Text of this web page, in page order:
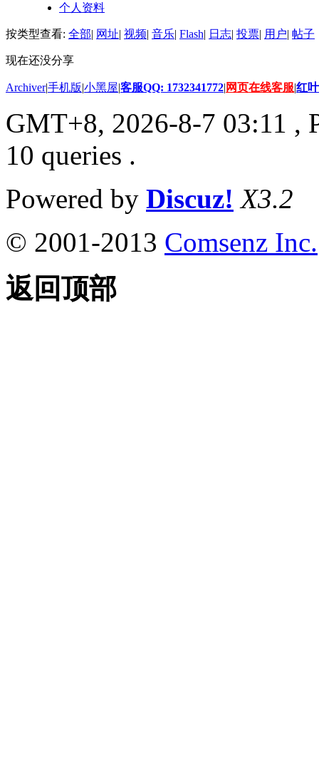
个人资料
按类型查看: 全部| 网址| 视频| 音乐| Flash| 日志| 投票| 用户| 帖子
现在还没分享
Archiver|手机版|小黑屋|客服QQ: 1732341772| 网页在线客服|红
GMT+8, 2026-8-7 03:11 ,
10 queries .
Powered by Discuz! X3.2
© 2001-2013 Comsenz Inc.
返回顶部